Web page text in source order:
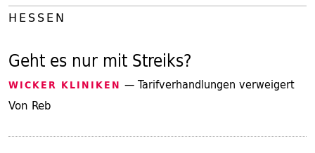
HESSEN
Geht es nur mit Streiks?
WICKER KLINIKEN — Tarifverhandlungen verweigert
Von Reb